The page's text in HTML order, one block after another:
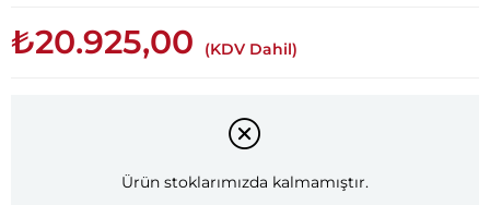
₺20.925,00 (KDV Dahil)
Ürün stoklarımızda kalmamıştır.